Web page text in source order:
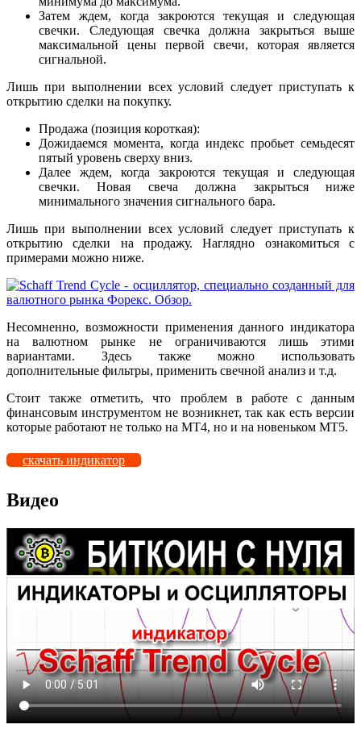
Затем ждем, когда закроются текущая и следующая
свечки. Следующая свечка должна закрыться выше
максимальной цены первой свечи, которая является
сигнальной.
Лишь при выполнении всех условий следует приступать к
открытию сделки на покупку.
Продажа (позиция короткая):
Дожидаемся момента, когда индекс пробьет семьдесят
пятый уровень сверху вниз.
Далее ждем, когда закроются текущая и следующая
свечки. Новая свеча должна закрыться ниже
минимального значения сигнального бара.
Лишь при выполнении всех условий следует приступать к
открытию сделки на продажу. Наглядно ознакомиться с
примерами можно ниже.
Несомненно, возможности применения данного индикатора
на валютном рынке не ограничиваются лишь этими
вариантами. Здесь также можно использовать
дополнительные фильтры, применить свечной анализ и т.д.
Стоит также отметить, что проблем в работе с данным
финансовым инструментом не возникнет, так как есть версии
которые работают не только на МТ4, но и на новеньком МТ5.
скачать индикатор
Видео